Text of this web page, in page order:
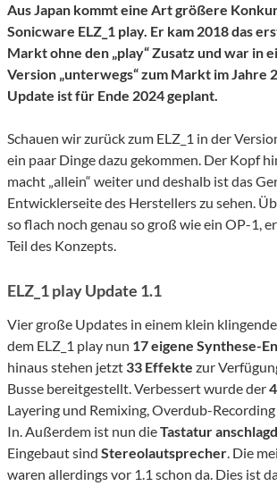
Aus Japan kommt eine Art größere
Sonicware ELZ_1 play. Er kam 2018 das
Markt ohne den „play“ Zusatz und war in
Version „unterwegs“ zum Markt im Jahre
Update ist für Ende 2024 geplant.
Schauen wir zurück zum ELZ_1 in der
ein paar Dinge dazu gekommen. Der Kopf
macht „allein“ weiter und deshalb ist das
Entwicklerseite des Herstellers zu sehen.
so flach noch genau so groß wie ein OP-1,
Teil des Konzepts.
ELZ_1 play Update 1.1
Vier große Updates in einem klein
dem ELZ_1 play nun 17 eigene Synthese-
hinaus stehen jetzt 33 Effekte zur
Busse bereitgestellt. Verbessert wurde der
Layering und Remixing, Overdub-
In. Außerdem ist nun dieTastatur
Eingebaut sind Stereolautsprecher. Die
waren allerdings vor 1.1 schon da. Dies ist